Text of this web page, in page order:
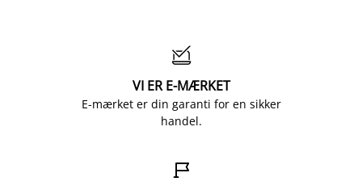

VI ER E-MÆRKET
E-mærket er din garanti for en sikker
handel.
